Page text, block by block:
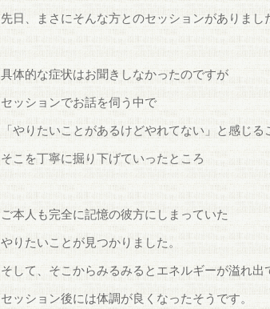
先日、まさにそんな方とのセッションがありまし
具体的な症状はお聞きしなかったのですが
セッションでお話を伺う中で
「やりたいことがあるけどやれてない」と感じ
そこを丁寧に掘り下げていったところ
ご本人も完全に記憶の彼方にしまっていた
やりたいことが見つかりました。
そして、そこからみるみるとエネルギーが溢れ出
セッション後には体調が良くなったそうです。